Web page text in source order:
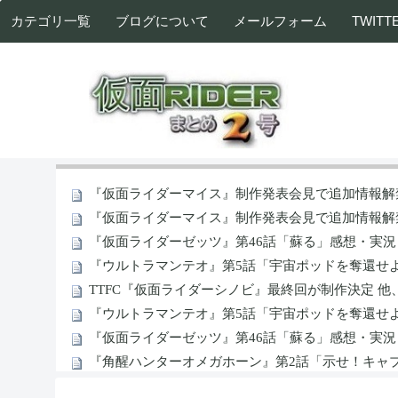
カテゴリ一覧 ブログについて メールフォーム